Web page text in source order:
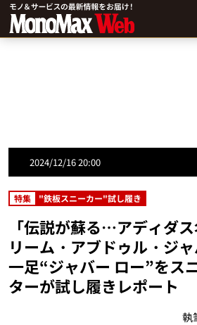
2024/12/16 20:00
特集 "鉄板スニーカー"試し履き
「伝説が蘇る…アディダ
リーム・アブドゥル・ジ
一足“ジャバー ロー”をス
ターが試し履きレポート
執